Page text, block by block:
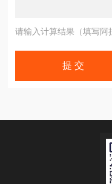
请输入计算结果（填写阿